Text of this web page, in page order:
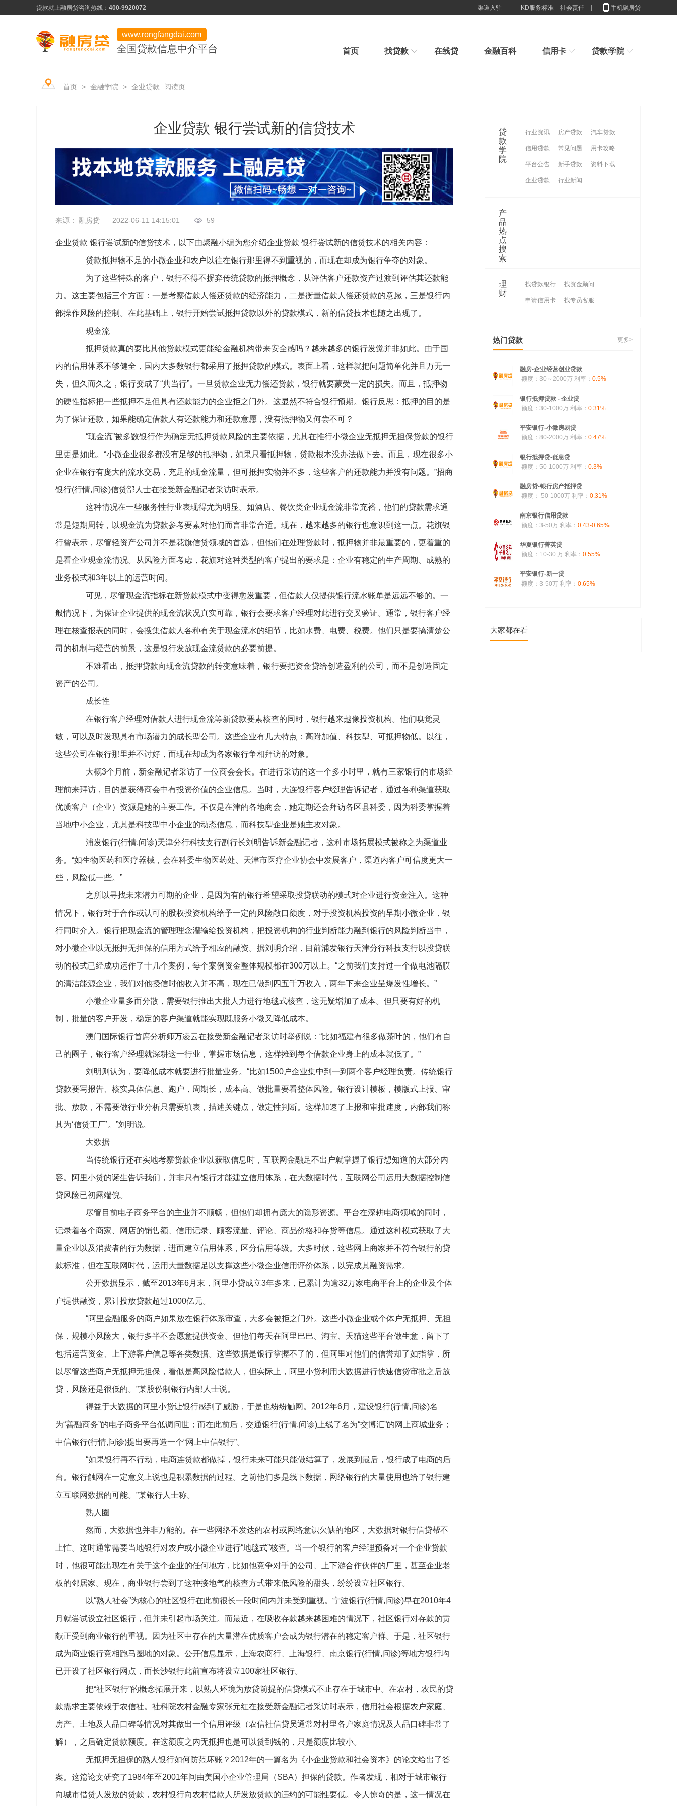
贷款就上融房贷咨询热线： 400-9920072 渠道入驻 KD服务标准 社会责任 手机融房贷
www.rongfangdai.com
贷款信息中介平台
全国 首页 找贷款
信用贷款
企业贷款
低门槛、快速审批
在线贷款
在线申请、在线放款
帮我推荐
融房帮您选择最合适贷款新品
重磅官宣！消费贷贴息来了，9
在线贷 金融百科 信用卡
服务市场
贷款学院
平台学堂
用卡攻略 平台公告 新手贷款
资料下载 企业贷款 行业新闻
刚接触贷款要怎么样计算贷款利息
谈一谈这些群体不适合办理消费贷款
首页 > 金融学院 > 企业贷款 阅读页
企业贷款 银行尝试新的信贷技术
来源： 融房贷 2022-06-11 14:15:01 59
企业贷款 银行尝试新的信贷技术，以下由聚融小编为您介绍企业贷款 银行尝试新的信贷技术的相关内容：
贷款抵押物不足的小微企业和农户以往在银行那里得不到重视的，而现在却成为银行争夺的对象。
为了这些特殊的客户，银行不得不摒弃传统贷款的抵押概念，从评估客户还款资产过渡到评估其还款能
力。这主要包括三个方面：一是考察借款人偿还贷款的经济能力，二是衡量借款人偿还贷款的意愿，三是银行内
部操作风险的控制。在此基础上，银行开始尝试抵押贷款以外的贷款模式，新的信贷技术也随之出现了。
现金流
抵押贷款真的要比其他贷款模式更能给金融机构带来安全感吗？越来越多的银行发觉并非如此。由于国
内的信用体系不够健全，国内大多数银行都采用了抵押贷款的模式。表面上看，这样就把问题简单化并且万无一
失，但久而久之，银行变成了“典当行”。一旦贷款企业无力偿还贷款，银行就要蒙受一定的损失。而且，抵押物
的硬性指标把一些抵押不足但具有还款能力的企业拒之门外。这显然不符合银行预期。银行反思：抵押的目的是
为了保证还款，如果能确定借款人有还款能力和还款意愿，没有抵押物又何尝不可？
“现金流”被多数银行作为确定无抵押贷款风险的主要依据，尤其在推行小微企业无抵押无担保贷款的银行
里更是如此。“小微企业很多都没有足够的抵押物，如果只看抵押物，贷款根本没办法做下去。而且，现在很多小
企业在银行有庞大的流水交易，充足的现金流量，但可抵押实物并不多，这些客户的还款能力并没有问题。”招商
银行(行情,问诊)信贷部人士在接受新金融记者采访时表示。
这种情况在一些服务性行业表现得尤为明显。如酒店、餐饮类企业现金流非常充裕，他们的贷款需求通
常是短期周转，以现金流为贷款参考要素对他们而言非常合适。现在，越来越多的银行也意识到这一点。花旗银
行曾表示，尽管轻资产公司并不是花旗信贷领域的首选，但他们在处理贷款时，抵押物并非最重要的，更着重的
是看企业现金流情况。从风险方面考虑，花旗对这种类型的客户提出的要求是：企业有稳定的生产周期、成熟的
业务模式和3年以上的运营时间。
可见，尽管现金流指标在新贷款模式中变得愈发重要，但借款人仅提供银行流水账单是远远不够的。一
般情况下，为保证企业提供的现金流状况真实可靠，银行会要求客户经理对此进行交叉验证。通常，银行客户经
理在核查报表的同时，会搜集借款人各种有关于现金流水的细节，比如水费、电费、税费。他们只是要搞清楚公
司的机制与经营的前景，这是银行发放现金流贷款的必要前提。
不难看出，抵押贷款向现金流贷款的转变意味着，银行要把资金贷给创造盈利的公司，而不是创造固定
资产的公司。
成长性
在银行客户经理对借款人进行现金流等新贷款要素核查的同时，银行越来越像投资机构。他们嗅觉灵
敏，可以及时发现具有市场潜力的成长型公司。这些企业有几大特点：高附加值、科技型、可抵押物低。以往，
这些公司在银行那里并不讨好，而现在却成为各家银行争相拜访的对象。
大概3个月前，新金融记者采访了一位商会会长。在进行采访的这一个多小时里，就有三家银行的市场经
理前来拜访，目的是获得商会中有投资价值的企业信息。当时，大连银行客户经理告诉记者，通过各种渠道获取
优质客户（企业）资源是她的主要工作。不仅是在津的各地商会，她定期还会拜访各区县科委，因为科委掌握着
当地中小企业，尤其是科技型中小企业的动态信息，而科技型企业是她主攻对象。
浦发银行(行情,问诊)天津分行科技支行副行长刘明告诉新金融记者，这种市场拓展模式被称之为渠道业
务。“如生物医药和医疗器械，会在科委生物医药处、天津市医疗企业协会中发展客户，渠道内客户可信度更大一
些，风险低一些。”
之所以寻找未来潜力可期的企业，是因为有的银行希望采取投贷联动的模式对企业进行资金注入。这种
情况下，银行对于合作或认可的股权投资机构给予一定的风险敞口额度，对于投资机构投资的早期小微企业，银
行同时介入。银行把现金流的管理理念灌输给投资机构，把投资机构的行业判断能力融到银行的风险判断当中，
对小微企业以无抵押无担保的信用方式给予相应的融资。据刘明介绍，目前浦发银行天津分行科技支行以投贷联
动的模式已经成功运作了十几个案例，每个案例资金整体规模都在300万以上。“之前我们支持过一个做电池隔膜
的清洁能源企业，我们对他授信时他收入并不高，现在已做到四五千万收入，两年下来企业呈爆发性增长。”
小微企业量多而分散，需要银行推出大批人力进行地毯式核查，这无疑增加了成本。但只要有好的机
制，批量的客户开发，稳定的客户渠道就能实现既服务小微又降低成本。
澳门国际银行首席分析师万凌云在接受新金融记者采访时举例说：“比如福建有很多做茶叶的，他们有自
己的圈子，银行客户经理就深耕这一行业，掌握市场信息，这样摊到每个借款企业身上的成本就低了。”
刘明则认为，要降低成本就要进行批量业务。“比如1500户企业集中到一到两个客户经理负责。传统银行
贷款要写报告、核实具体信息、跑户，周期长，成本高。做批量要看整体风险。银行设计模板，模版式上报、审
批、放款，不需要做行业分析只需要填表，描述关键点，做定性判断。这样加速了上报和审批速度，内部我们称
其为‘信贷工厂’。”刘明说。
大数据
当传统银行还在实地考察贷款企业以获取信息时，互联网金融足不出户就掌握了银行想知道的大部分内
容。阿里小贷的诞生告诉我们，并非只有银行才能建立信用体系，在大数据时代，互联网公司运用大数据控制信
贷风险已初露端倪。
尽管目前电子商务平台的主业并不顺畅，但他们却拥有庞大的隐形资源。平台在深耕电商领域的同时，
记录着各个商家、网店的销售额、信用记录、顾客流量、评论、商品价格和存货等信息。通过这种模式获取了大
量企业以及消费者的行为数据，进而建立信用体系，区分信用等级。大多时候，这些网上商家并不符合银行的贷
款标准，但在互联网时代，运用大量数据足以支撑这些小微企业信用评价体系，以完成其融资需求。
公开数据显示，截至2013年6月末，阿里小贷成立3年多来，已累计为逾32万家电商平台上的企业及个体
户提供融资，累计投放贷款超过1000亿元。
“阿里金融服务的商户如果放在银行体系审查，大多会被拒之门外。这些小微企业或个体户无抵押、无担
保，规模小风险大，银行多半不会愿意提供资金。但他们每天在阿里巴巴、淘宝、天猫这些平台做生意，留下了
包括运营资金、上下游客户信息等各类数据。这些数据是银行掌握不了的，但阿里对他们的信誉却了如指掌，所
以尽管这些商户无抵押无担保，看似是高风险借款人，但实际上，阿里小贷利用大数据进行快速信贷审批之后放
贷，风险还是很低的。”某股份制银行内部人士说。
得益于大数据的阿里小贷让银行感到了威胁，于是也纷纷触网。2012年6月，建设银行(行情,问诊)名
为“善融商务”的电子商务平台低调问世；而在此前后，交通银行(行情,问诊)上线了名为“交博汇”的网上商城业务；
中信银行(行情,问诊)提出要再造一个“网上中信银行”。
“如果银行再不行动，电商连贷款都做掉，银行未来可能只能做结算了，发展到最后，银行成了电商的后
台。银行触网在一定意义上说也是积累数据的过程。之前他们多是线下数据，网络银行的大量使用也给了银行建
立互联网数据的可能。”某银行人士称。
熟人圈
然而，大数据也并非万能的。在一些网络不发达的农村或网络意识欠缺的地区，大数据对银行信贷帮不
上忙。这时通常需要当地银行对农户或小微企业进行“地毯式”核查。当一个银行的客户经理预备对一个企业贷款
时，他很可能出现在有关于这个企业的任何地方，比如他竞争对手的公司、上下游合作伙伴的厂里，甚至企业老
板的邻居家。现在，商业银行尝到了这种接地气的核查方式带来低风险的甜头，纷纷设立社区银行。
以“熟人社会”为核心的社区银行在此前很长一段时间内并未受到重视。宁波银行(行情,问诊)早在2010年4
月就尝试设立社区银行，但并未引起市场关注。而最近，在吸收存款越来越困难的情况下，社区银行对存款的贡
献正受到商业银行的重视。因为社区中存在的大量潜在优质客户会成为银行潜在的稳定客户群。于是，社区银行
成为商业银行竞相跑马圈地的对象。公开信息显示，上海农商行、上海银行、南京银行(行情,问诊)等地方银行均
已开设了社区银行网点，而长沙银行此前宣布将设立100家社区银行。
把“社区银行”的概念拓展开来，以熟人环境为放贷前提的信贷模式不止存在于城市中。在农村，农民的贷
款需求主要依赖于农信社。社科院农村金融专家张元红在接受新金融记者采访时表示，信用社会根据农户家庭、
房产、土地及人品口碑等情况对其做出一个信用评级（农信社信贷员通常对村里各户家庭情况及人品口碑非常了
解），之后确定贷款额度。在这额度之内无抵押也是可以贷到钱的，只是额度比较小。
无抵押无担保的熟人银行如何防范坏账？2012年的一篇名为《小企业贷款和社会资本》的论文给出了答
案。这篇论文研究了1984年至2001年间由美国小企业管理局（SBA）担保的贷款。作者发现，相对于城市银行
向城市借贷人发放的贷款，农村银行向农村借款人所发放贷款的违约的可能性要低。令人惊奇的是，这一情况在
贷
款
学
院
行业资讯 房产贷款 汽车贷款
信用贷款 常见问题 用卡攻略
平台公告 新手贷款 资料下载
企业贷款 行业新闻
产
品
热
点
搜
索
理
财
找贷款银行 找资金顾问
申请信用卡 找专员客服
热门贷款 更多>
融房-企业经营创业贷款
额度：30～2000万 利率： 0.5%
银行抵押贷款 - 企业贷
额度：30-1000万 利率： 0.31%
平安银行-小微房易贷
额度：80-2000万 利率： 0.47%
银行抵押贷-低息贷
额度：50-1000万 利率： 0.3%
融房贷-银行房产抵押贷
额度： 50-1000万 利率： 0.31%
南京银行信用贷款
额度：3-50万 利率： 0.43-0.65%
华夏银行菁英贷
额度：10-30 万 利率： 0.55%
平安银行-新一贷
额度：3-50万 利率： 0.65%
大家都在看